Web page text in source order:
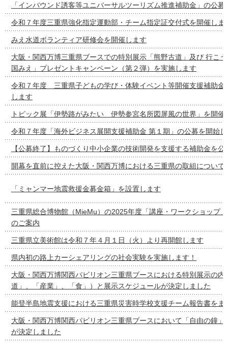
「インバウンド誘客等ユニバーサルツーリズム推進補助金」の公募
令和７年度三重県強化指定運動部・チーム指定証交付式を開催しま
みえ水道ボランティア研修会を開催します
大阪・関西万博三重県ブースでの特別展示「熊野古道」及び 行こ
国みえ」プレゼントキャンペーン（第２弾）を実施します
令和７年度 三重県子どもの学び・体験イベント等開催支援補助金
します
トピック展「伊勢路がみたい 伊勢参宮名所図屏風の世界」を開催
令和７年度「海外ビジネス展開支援補助金 第１期」の公募を開始
【公募終了】ものづくり中小企業の技術開発を支援する補助金を公
開幕を直前に控えた大阪・関西万博における三重県の取組について
「ミャンマー地震救援金募金箱」を設置します
三重県総合博物館（MieMu）の2025年度「講座・ワークショップ
のご案内
三重県立美術館は令和７年４月１日（火）より再開館します
県内初の路上カーシェアリングの社会実験を実施します！
大阪・関西万博関西パビリオン三重県ブースにおける特別展示の内
道」、「産業」、「食」）と展示スケジュールが決定しました
能登半島地震支援における三重県災害時学校支援チーム報告書をま
大阪・関西万博関西パビリオン三重県ブースにおいて「自由の鐘」
が決定しました